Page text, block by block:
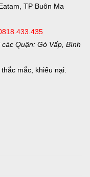
TP Buôn Ma
Quận: Gò Vấp, Bình
mắc, khiếu nại.